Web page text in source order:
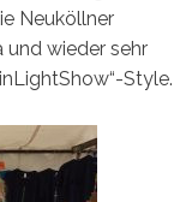
Neuköllner
und wieder sehr
Style.